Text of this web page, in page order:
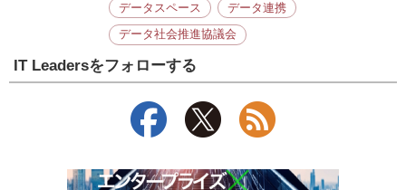
データスペース データ連携
データ社会推進協議会
IT Leadersをフォローする